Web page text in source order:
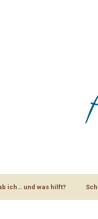
ich… und was hilft?